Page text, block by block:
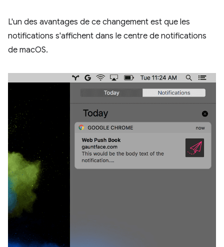
L'un des avantages de ce changement est que les
notifications s'affichent dans le centre de notifications
de macOS.